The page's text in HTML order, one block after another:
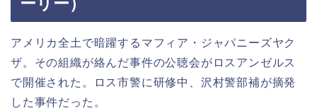
ーリー）
アメリカ全土で暗躍するマフィア・ジャパニーズヤク
ザ。その組織が絡んだ事件の公聴会がロスアンゼルス
で開催された。ロス市警に研修中、沢村警部補が摘発
した事件だった。